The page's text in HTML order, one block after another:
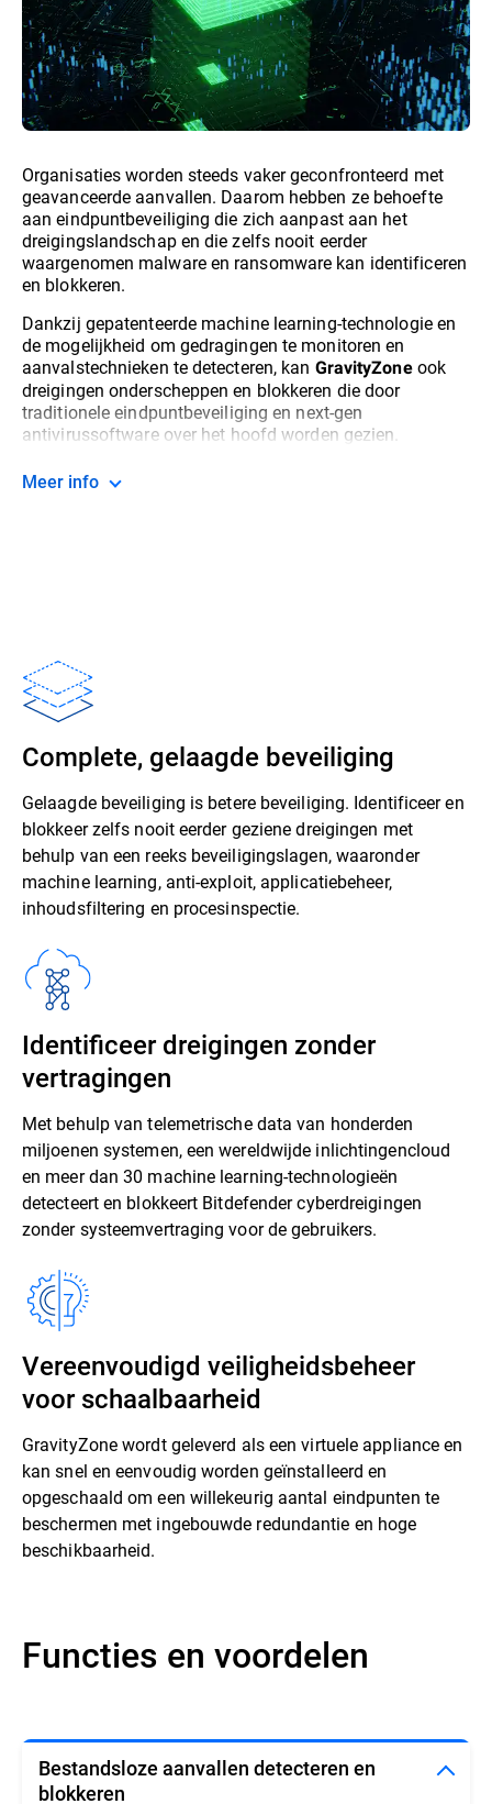
Organisaties worden steeds vaker geconfronteerd met
geavanceerde aanvallen. Daarom hebben ze behoefte
aan eindpuntbeveiliging die zich aanpast aan het
dreigingslandschap en die zelfs nooit eerder
waargenomen malware en ransomware kan identificeren
en blokkeren.
Dankzij gepatenteerde machine learning-technologie en
de mogelijkheid om gedragingen te monitoren en
aanvalstechnieken te detecteren, kan GravityZone ook
dreigingen onderscheppen en blokkeren die door
traditionele eindpuntbeveiliging en next-gen
antivirussoftware over het hoofd worden gezien.
Meer info
Complete, gelaagde beveiliging
Gelaagde beveiliging is betere beveiliging. Identificeer en
blokkeer zelfs nooit eerder geziene dreigingen met
behulp van een reeks beveiligingslagen, waaronder
machine learning, anti-exploit, applicatiebeheer,
inhoudsfiltering en procesinspectie.
Identificeer dreigingen zonder
vertragingen
Met behulp van telemetrische data van honderden
miljoenen systemen, een wereldwijde inlichtingencloud
en meer dan 30 machine learning-technologieën
detecteert en blokkeert Bitdefender cyberdreigingen
zonder systeemvertraging voor de gebruikers.
Vereenvoudigd veiligheidsbeheer
voor schaalbaarheid
GravityZone wordt geleverd als een virtuele appliance en
kan snel en eenvoudig worden geïnstalleerd en
opgeschaald om een willekeurig aantal eindpunten te
beschermen met ingebouwde redundantie en hoge
beschikbaarheid.
Functies en voordelen
Bestandsloze aanvallen detecteren en
blokkeren